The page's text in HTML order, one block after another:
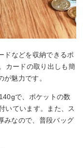
ドなどを収納できるポ
カードの取り出しも簡
魅力です。
で、ポケットの数
いています。また、ス
みなので、普段バッグ